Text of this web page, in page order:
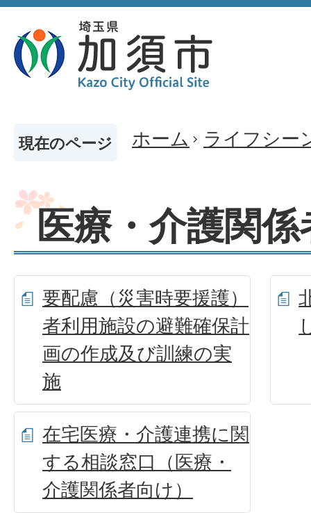
現在のページ ホーム ライフシー
医療・介護関
要配慮（災害時要援護）
者利用施設の避難確保計
画の作成及び訓練の実
施
在宅医療・介護連携に関
する相談窓口（医療・
介護関係者向け）